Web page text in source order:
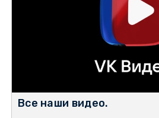
Все наши видео.